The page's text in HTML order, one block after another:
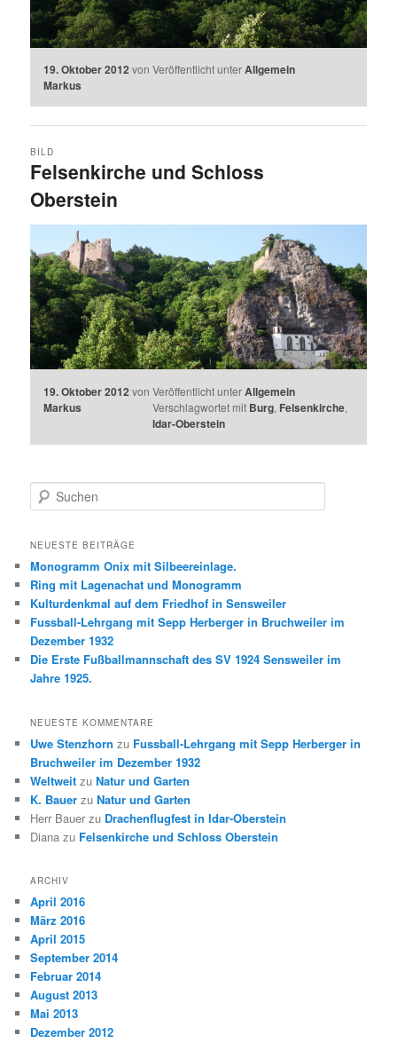
19. Oktober 2012 von
Markus
Veröffentlicht unter Allgemein
Felsenkirche und Schloss
Oberstein
BILD
19. Oktober 2012 von
Markus
Veröffentlicht unter Allgemein
Verschlagwortet mit Burg, Felsenkirche,
Idar-Oberstein
u
h
n
NEUESTE BEITRÄGE
Monogramm Onix mit Silbeereinlage.
Ring mit Lagenachat und Monogramm
Kulturdenkmal auf dem Friedhof in Sensweiler
Fussball-Lehrgang mit Sepp Herberger in Bruchweiler im
Dezember 1932
Die Erste Fußballmannschaft des SV 1924 Sensweiler im
Jahre 1925.
NEUESTE KOMMENTARE
Uwe Stenzhorn zu Fussball-Lehrgang mit Sepp Herberger in
Bruchweiler im Dezember 1932
Weltweit zuNatur und Garten
K. Bauer zuNatur und Garten
Herr Bauer zu Drachenflugfest in Idar-Oberstein
Diana zu Felsenkirche und Schloss Oberstein
ARCHIV
April 2016
März 2016
April 2015
September 2014
Februar 2014
August 2013
Mai 2013
Dezember 2012